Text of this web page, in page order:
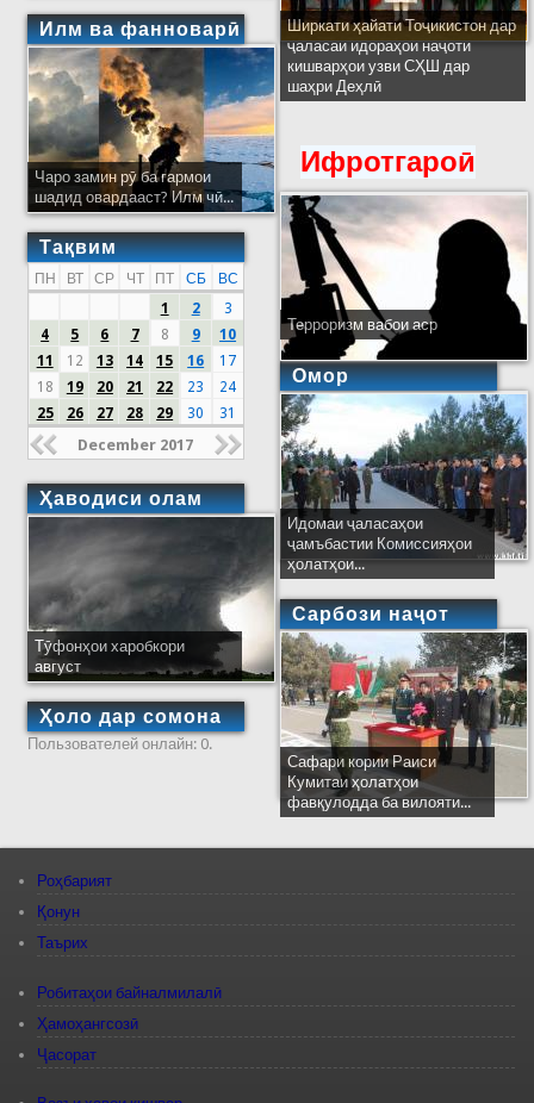
Илм ва фанноварӣ
Чаро замин рӯ ба гармои
шадид овардааст? Илм чӣ...
Тақвим
ПН ВТ СР ЧТ ПТ СБ
ВС
1
2
3
4
5 6 7 8 9
10
11
12 13 14 15 16
17
18
19 20 21 22 23
24
25
26 27 28 29 30 31
December 2017
Ҳаводиси олам
Тӯфонҳои харобкори
август
Ҳоло дар сомона
Пользователей онлайн: 0.
Ширкати ҳайати Тоҷикистон дар
ҷаласаи идораҳои наҷоти
кишварҳои узви СҲШ дар
шаҳри Деҳлӣ
Ифротгароӣ
Терроризм вабои аср
Омор
Идомаи ҷаласаҳои
ҷамъбастии Комиссияҳои
ҳолатҳои...
Сарбози наҷот
Сафари кории Раиси
Кумитаи ҳолатҳои
фавқулодда ба вилояти...
Роҳбарият
Қонун
Таърих
Робитаҳои байналмилалӣ
Ҳамоҳангсозӣ
Ҷасорат